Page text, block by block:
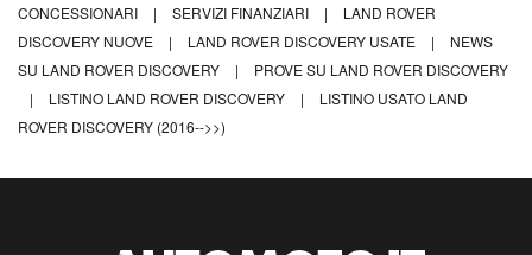
CONCESSIONARI
| SERVIZI FINANZIARI |
LAND ROVER
DISCOVERY NUOVE
| LAND ROVER DISCOVERY USATE |
NEWS
SU LAND ROVER DISCOVERY
|
PROVE SU LAND ROVER DISCOVERY
|
LISTINO LAND ROVER DISCOVERY |
LISTINO USATO LAND
ROVER DISCOVERY (2016-->>)